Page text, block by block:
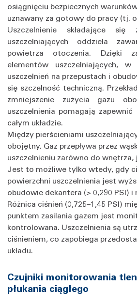
osiągnięciu bezpiecznych
uznawany za gotowy do pracy (tj.
Uszczelnienie składające
uszczelniających oddziela
powietrza otoczenia. Dzięki
elementów uszczelniających,
uszczelnień na przepustach i
się szczelność techniczną.
zmniejszenie zużycia gazu
uszczelnienia pomagają
całym układzie.
Między pierścieniami
obojętny. Gaz przepływa przez
uszczelnieniu zarówno do
Jest to możliwe tylko wtedy, gdy
powierzchni uszczelnienia jest
obudowie dekantera (> 0,290 PSI) i
Różnica ciśnień (0,725–1,45 PSI)
punktem zasilania gazem jest
kontrolowana. Uszczelnienia są
ciśnieniem, co zapobiega
układu.
Czujniki monitorowania
płukania ciągłego